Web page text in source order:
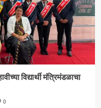
विद्यार्थी मंत्रिमंडळाचा
0